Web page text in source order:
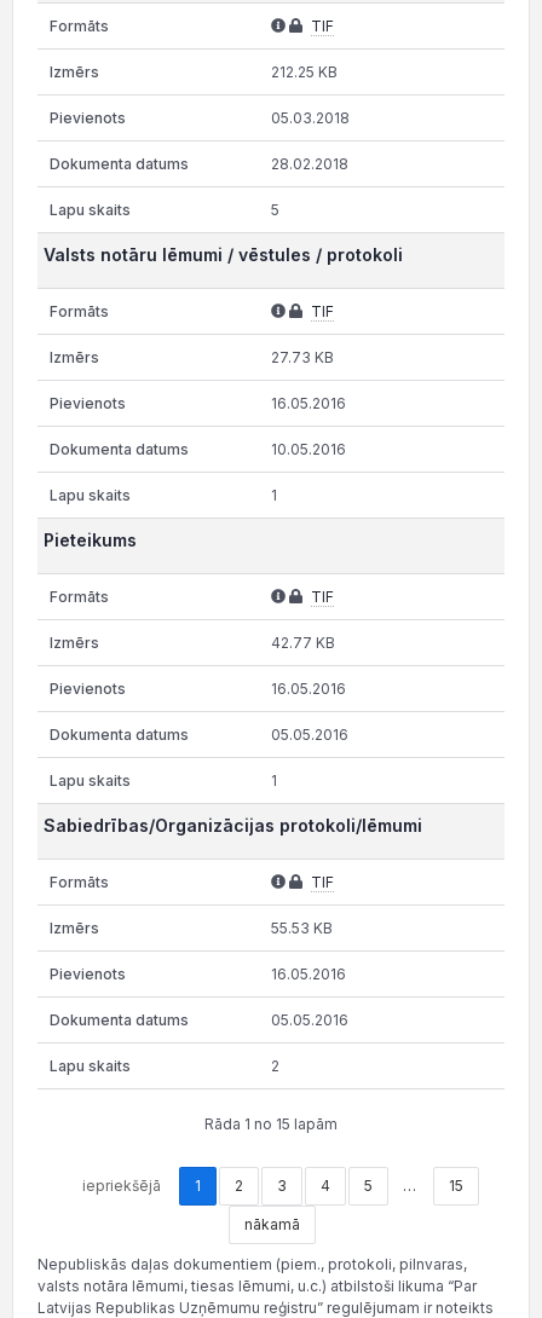
TIF
212.25 KB
05.03.2018
28.02.2018
5
Valsts notāru lēmumi / vēstules / protokoli
TIF
27.73 KB
16.05.2016
10.05.2016
1
Pieteikums
TIF
42.77 KB
16.05.2016
05.05.2016
1
Sabiedrības/Organizācijas protokoli/lēmumi
TIF
55.53 KB
16.05.2016
05.05.2016
2
Rāda 1 no 15 lapām
iepriekšējā 1 2 3 4 5 … 15
nākamā
Nepubliskās daļas dokumentiem (piem., protokoli, pilnvaras,
valsts notāra lēmumi, tiesas lēmumi, u.c.) atbilstoši likuma “Par
Latvijas Republikas Uzņēmumu reģistru” regulējumam ir noteikts